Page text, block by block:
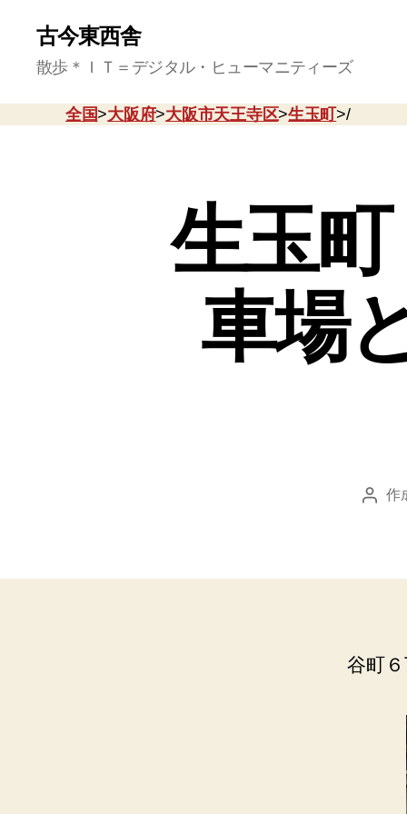
古今東西舎
散歩＊ＩＴ＝デジタル・ヒューマニティーズ
全国>大阪府>大阪市天王寺区>生玉町>/
生玉
車場
投 作
谷町